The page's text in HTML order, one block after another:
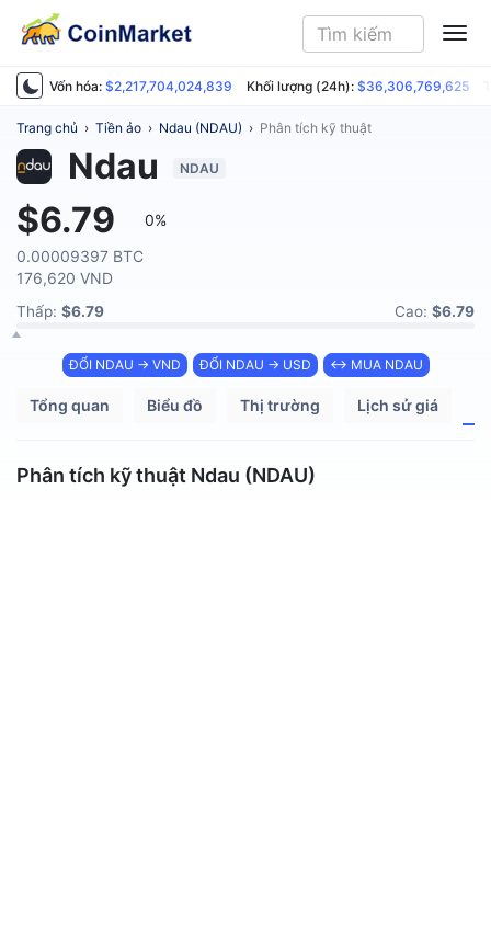
Vốn hóa: $2,217,704,024,839 Khối lượng (24h): $36,306,769,625
Trang chủ › Tiền ảo › Ndau (NDAU) › Phân tích kỹ thuật
Ndau NDAU
$6.79
0%
0.00009397 BTC
176,620 VND
Thấp: $6.79 Cao: $6.79
ĐỔI NDAU → VND ĐỔI NDAU → USD ↔ MUA NDAU
Tổng quan Biểu đồ Thị trường Lịch sử giá
Phân tích kỹ thuật Ndau (NDAU)